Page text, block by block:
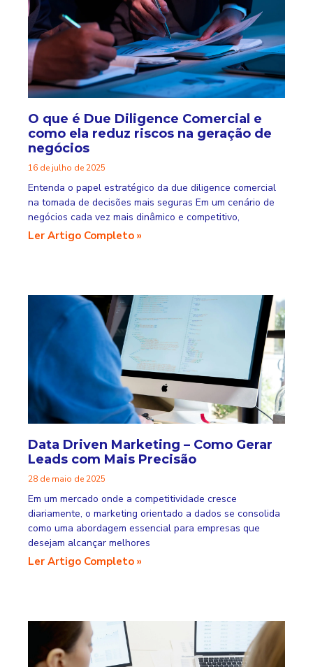
O que é Due Diligence Comercial e
como ela reduz riscos na geração de
negócios
16 de julho de 2025
Entenda o papel estratégico da due diligence comercial
na tomada de decisões mais seguras Em um cenário de
negócios cada vez mais dinâmico e competitivo,
Ler Artigo Completo »
Data Driven Marketing – Como Gerar
Leads com Mais Precisão
28 de maio de 2025
Em um mercado onde a competitividade cresce
diariamente, o marketing orientado a dados se consolida
como uma abordagem essencial para empresas que
desejam alcançar melhores
Ler Artigo Completo »